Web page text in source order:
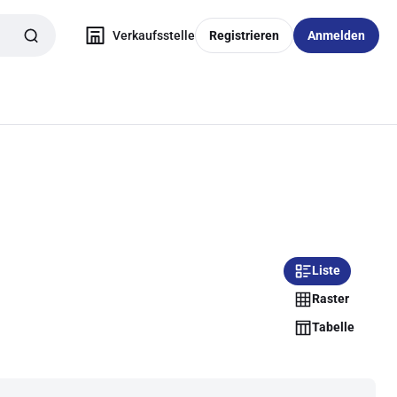
Verkaufsstelle Registrieren Anmelden
Liste
Raster
Tabelle